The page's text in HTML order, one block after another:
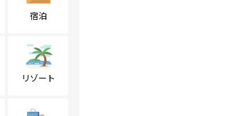
宿泊
リゾート